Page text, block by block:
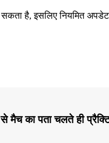
सकता है, इसलिए नियमित
मैच का पता चलते ही